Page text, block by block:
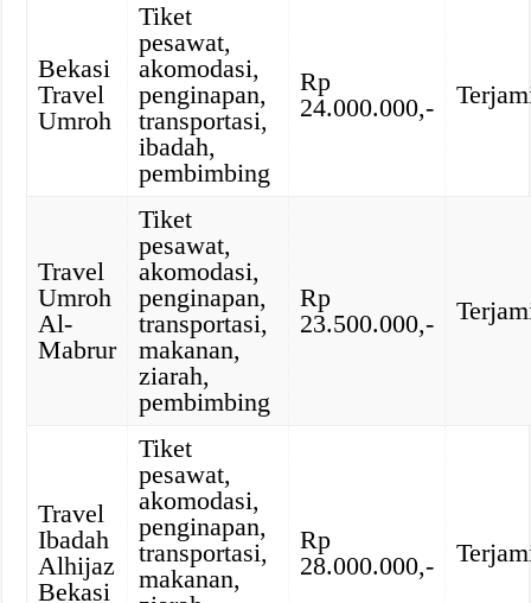
Bekasi
Travel
Umroh
Tiket
pesawat,
akomodasi,
penginapan,
transportasi,
ibadah,
pembimbing
Rp
24.000.000,-
Travel
Umroh
Al-
Mabrur
Tiket
pesawat,
akomodasi,
penginapan,
transportasi,
makanan,
ziarah,
pembimbing
Rp
23.500.000,-
Travel
Ibadah
Alhijaz
Bekasi
Tiket
pesawat,
akomodasi,
penginapan,
transportasi,
makanan,
Rp
28.000.000,-